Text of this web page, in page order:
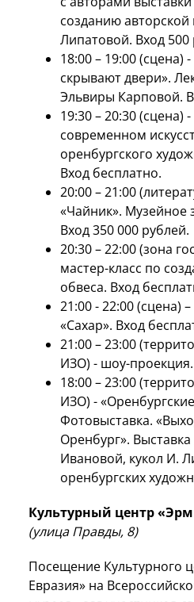
созданию
Липатовой. Вход 500
18:00 – 19:00 (сцена)
скрывают двери».
Эльвиры Карповой.
19:30 – 20:30 (сцена)
современном
оренбургского
Вход бесплатно.
20:00 – 21:00
«Чайник». Музейное
Вход 350 000 рублей.
20:30 – 22:00 (зона
мастер-класс по
обвеса. Вход
21:00 - 22:00 (сцена)
«Сахар». Вход
21:00 – 23:00
ИЗО) - шоу-
18:00 – 23:00
ИЗО) -
Фотовыставка.
Оренбург».
Ивановой, кукол И.
оренбургских
Культурный центр
(улица Правды, 8)
Посещение Культурного
Евразия» на